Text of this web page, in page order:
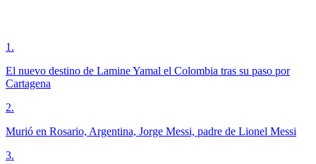
1 .
El nuevo destino de Lamine Yamal el Colombia tras su paso por
Cartagena
2.
Murió en Rosario, Argentina, Jorge Messi, padre de Lionel Messi
3.